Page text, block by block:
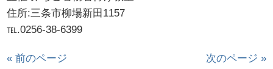
住所:三条市柳場新田1157
℡.0256-38-6399
« 前のページ 次のページ »